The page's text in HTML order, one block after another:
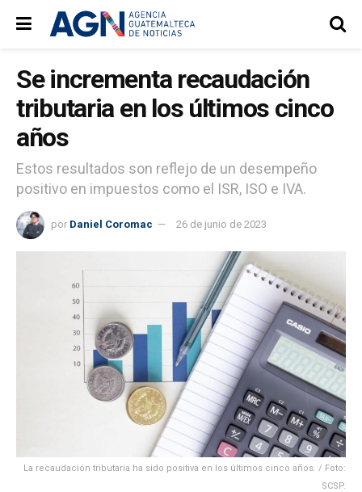
Se incrementa recaudación
tributaria en los últimos cinco
años
Estos resultados son reflejo de un desempeño
positivo en impuestos como el ISR, ISO e IVA.
por Daniel Coromac 26 de junio de 2023
La recaudación tributaria ha sido positiva en los últimos cinco años. / Foto:
SCSP.